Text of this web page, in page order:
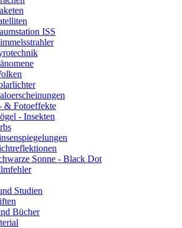
ISS
& Fotoeffekte
- Insekten
Sonne - Black Dot
Studien
Bücher